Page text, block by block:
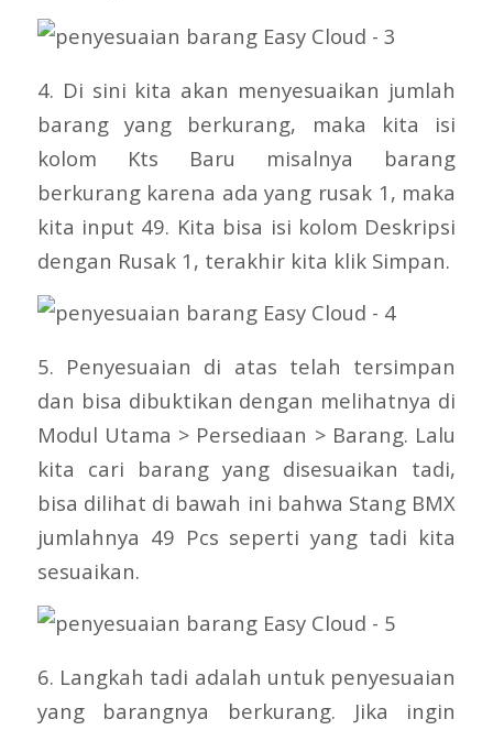
4. Di sini kita akan menyesuaikan jumlah
barang yang berkurang, maka kita isi
kolom Kts Baru misalnya barang
berkurang karena ada yang rusak 1, maka
kita input 49. Kita bisa isi kolom Deskripsi
dengan Rusak 1, terakhir kita klik Simpan.
5. Penyesuaian di atas telah tersimpan
dan bisa dibuktikan dengan melihatnya di
Modul Utama > Persediaan > Barang. Lalu
kita cari barang yang disesuaikan tadi,
bisa dilihat di bawah ini bahwa Stang BMX
jumlahnya 49 Pcs seperti yang tadi kita
sesuaikan.
6. Langkah tadi adalah untuk penyesuaian
yang barangnya berkurang. Jika ingin